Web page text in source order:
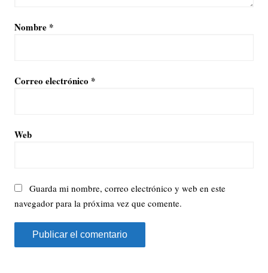
Nombre *
Correo electrónico *
Web
Guarda mi nombre, correo electrónico y web en este
navegador para la próxima vez que comente.